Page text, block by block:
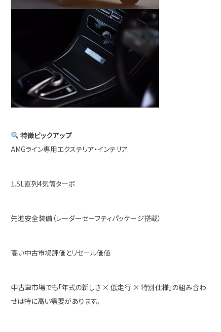
特徴ピックアップ
AMGライン専用エクステリア・インテリア
1.5L直列4気筒ターボ
先進安全装備（レーダーセーフティパッケージ搭載）
高い中古市場評価とリセール価値
中古車市場でも「年式の新しさ × 低走行 × 特別仕様」の組み合わ
せは特に高い需要があります。